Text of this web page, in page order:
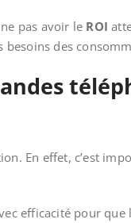
pas avoir le ROI
besoins des
En effet, c’est
efficacité pour